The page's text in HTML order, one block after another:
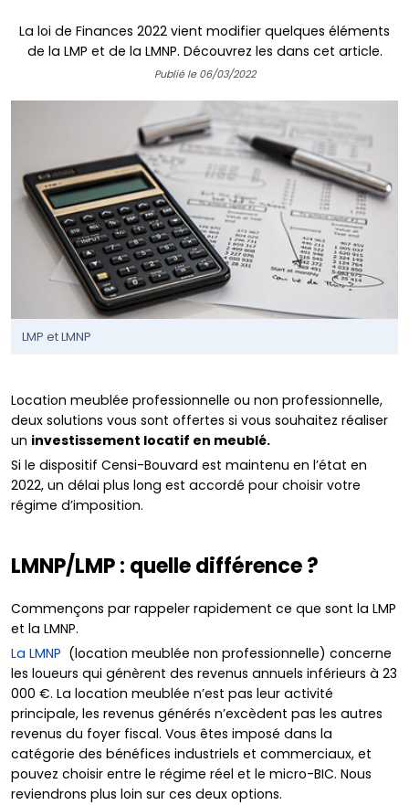
La loi de Finances 2022 vient modifier quelques éléments
de la LMP et de la LMNP. Découvrez les dans cet article.
Publié le 06/03/2022
LMP et LMNP
Location meublée professionnelle ou non professionnelle,
deux solutions vous sont offertes si vous souhaitez réaliser
un investissement locatif en meublé.
Si le dispositif Censi-Bouvard est maintenu en l’état en
2022, un délai plus long est accordé pour choisir votre
régime d’imposition.
LMNP/LMP : quelle différence ?
Commençons par rappeler rapidement ce que sont la LMP
et la LMNP.
La LMNP (location meublée non professionnelle) concerne
les loueurs qui génèrent des revenus annuels inférieurs à 23
000 €. La location meublée n’est pas leur activité
principale, les revenus générés n’excèdent pas les autres
revenus du foyer fiscal. Vous êtes imposé dans la
catégorie des bénéfices industriels et commerciaux, et
pouvez choisir entre le régime réel et le micro-BIC. Nous
reviendrons plus loin sur ces deux options.